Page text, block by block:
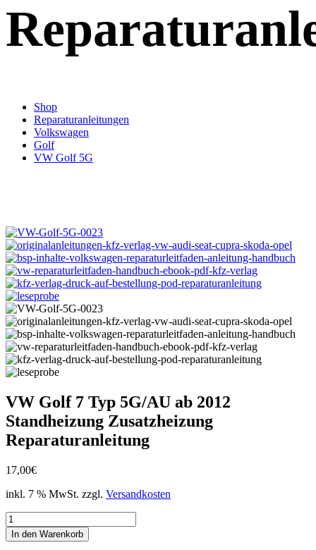
Shop
Reparaturanleitungen
Volkswagen
Golf
VW Golf 5G
VW Golf 7 Typ 5G/AU ab 2012
Standheizung Zusatzheizung
Reparaturanleitung
17,00€
inkl. 7 % MwSt. zzgl. Versandkosten
VW
Golf
7
In den Warenkorb